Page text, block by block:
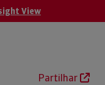
View
Partilhar